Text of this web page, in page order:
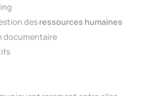
desressources humaines
documentaire